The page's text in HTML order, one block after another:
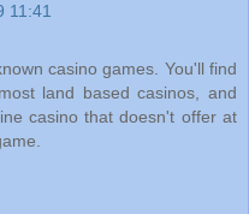
11:41
casino games. You'll find
land based casinos, and
casino that doesn't offer at